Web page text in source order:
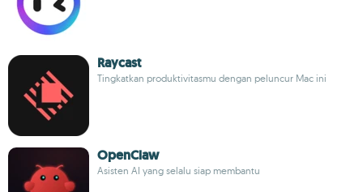
Raycast
Tingkatkan produktivitasmu dengan peluncur Mac ini
OpenClaw
Asisten AI yang selalu siap membantu